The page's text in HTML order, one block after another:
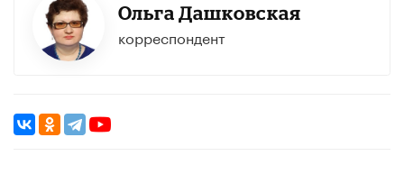
Ольга Дашковская
корреспондент